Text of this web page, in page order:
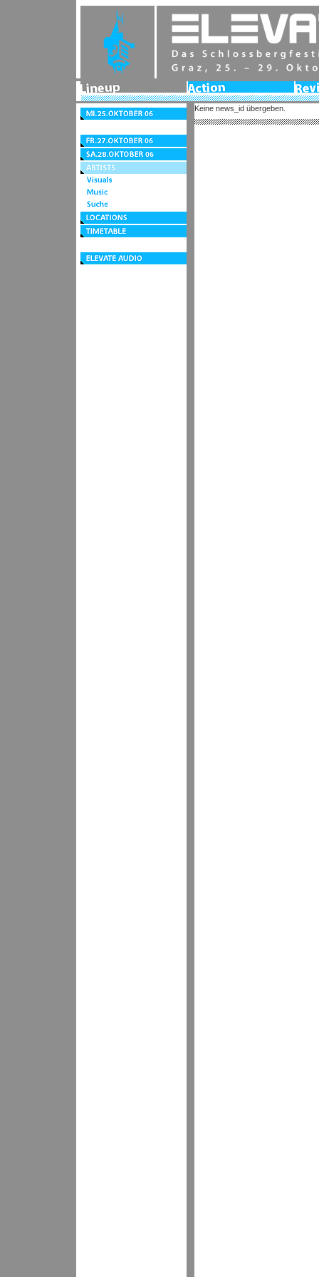
Lineup Action
2006
Mi.25.Oktober
06
06Fr.27.Oktober
06Sa.28.Oktober
06Artists
Visuals
Music
Suche
Locations
Timetable
elevate
audio
Keine news_id übergeben.